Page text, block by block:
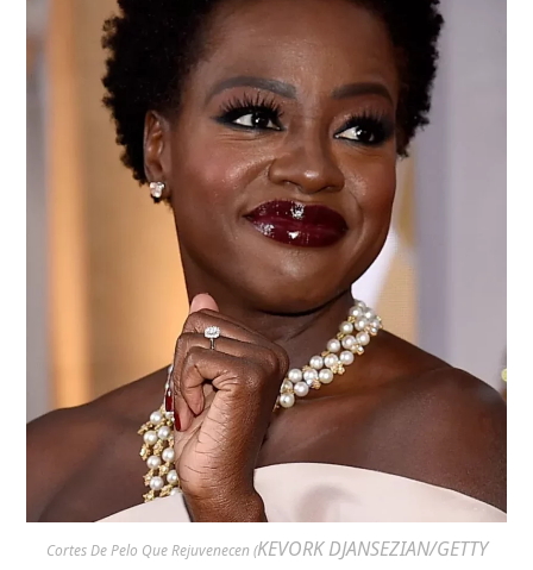
Cortes De Pelo Que Rejuvenecen (KEVORK DJANSEZIAN/GETTY